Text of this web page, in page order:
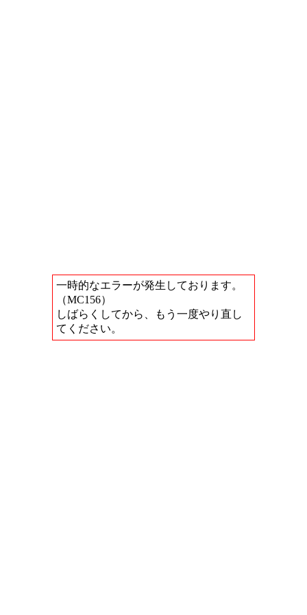
一時的なエラーが発生しております。
（MC156）
しばらくしてから、もう一度やり直し
てください。